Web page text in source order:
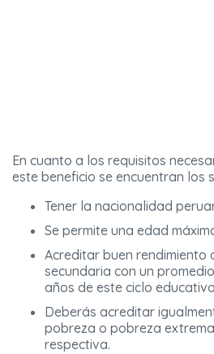
En cuanto a los requisitos
este beneficio se encuentran los
Tener la nacionalidad
Se permite una edad
Acreditar buen rendimiento
secundaria con un
años de este ciclo
Deberás acreditar
pobreza o pobreza
respectiva.